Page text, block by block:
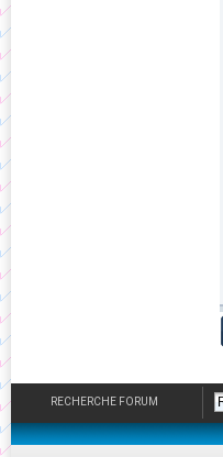
RECHERCHE FORUM